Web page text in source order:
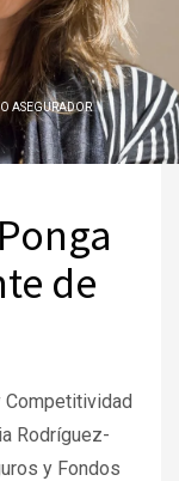
ASEGURADOR
de
Competitividad
Rodríguez-
y Fondos